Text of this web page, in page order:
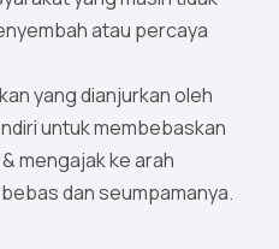
atau percaya
yang dianjurkan oleh
untuk membebaskan
mengajak ke arah
dan seumpamanya.